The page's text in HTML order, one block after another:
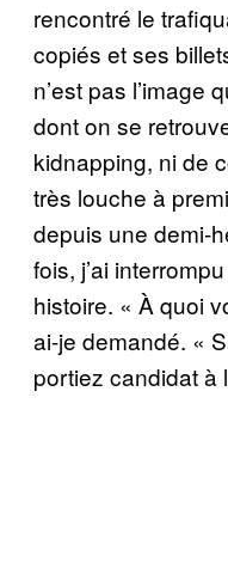
rencontré le
copiés et ses
n’est pas l’image
dont on se
kidnapping, ni de
très louche à
depuis une demi-
fois, j’ai
histoire. « À quoi
ai-je demandé. «
portiez candidat à